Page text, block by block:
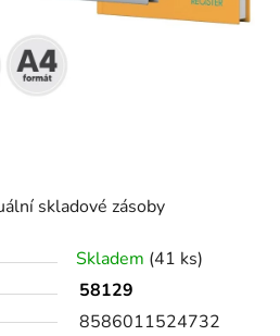
skladové zásoby
Skladem (41 ks)
58129
8586011524732